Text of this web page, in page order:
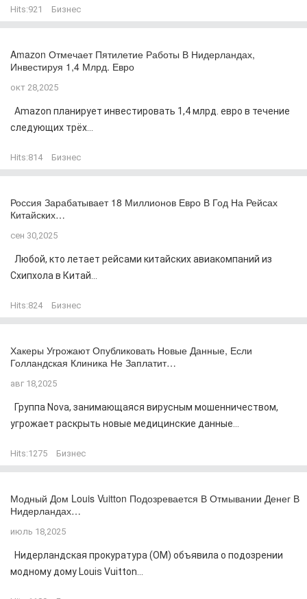
Hits:921 Бизнес
Amazon Отмечает Пятилетие Работы В Нидерландах,
Инвестируя 1,4 Млрд. Евро
окт 28,2025
Amazon планирует инвестировать 1,4 млрд. евро в течение
следующих трёх...
Hits:814 Бизнес
Россия Зарабатывает 18 Миллионов Евро В Год На Рейсах
Китайских…
сен 30,2025
Любой, кто летает рейсами китайских авиакомпаний из
Схипхола в Китай...
Hits:824 Бизнес
Хакеры Угрожают Опубликовать Новые Данные, Если
Голландская Клиника Не Заплатит…
авг 18,2025
Группа Nova, занимающаяся вирусным мошенничеством,
угрожает раскрыть новые медицинские данные...
Hits:1275 Бизнес
Модный Дом Louis Vuitton Подозревается В Отмывании Денег В
Нидерландах…
июль 18,2025
Нидерландская прокуратура (OM) объявила о подозрении
модному дому Louis Vuitton...